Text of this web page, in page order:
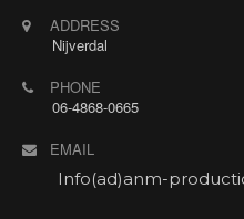
Openbaar optreden.
de Bonte Wever in
daar zoek ik de mooiste
Ook voor alleen deze
niet- hotelgasten
Adres: Stadsbroek 17,
ADDRESS
Nijverdal
PHONE
06-4868-0665
EMAIL
Info(ad)anm-